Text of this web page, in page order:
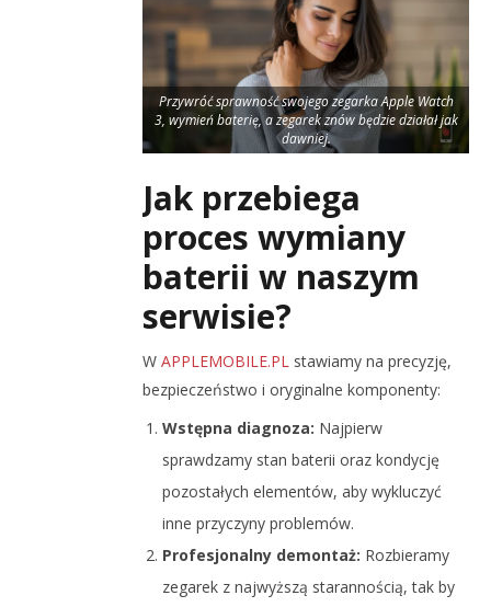
Przywróć sprawność swojego zegarka Apple Watch
3, wymień baterię, a zegarek znów będzie działał jak
dawniej.
Jak przebiega
proces wymiany
baterii w naszym
serwisie?
W APPLEMOBILE.PL stawiamy na precyzję,
bezpieczeństwo i oryginalne komponenty:
Wstępna diagnoza: Najpierw
sprawdzamy stan baterii oraz kondycję
pozostałych elementów, aby wykluczyć
inne przyczyny problemów.
Profesjonalny demontaż: Rozbieramy
zegarek z najwyższą starannością, tak by